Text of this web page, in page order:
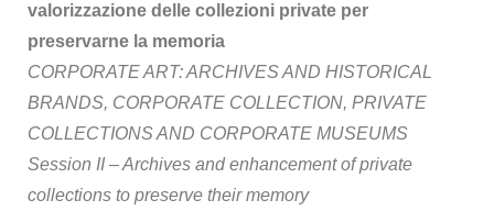
valorizzazione delle collezioni private per
preservarne la memoria
CORPORATE ART: ARCHIVES AND HISTORICAL
BRANDS, CORPORATE COLLECTION, PRIVATE
COLLECTIONS AND CORPORATE MUSEUMS
Session II – Archives and enhancement of private
collections to preserve their memory